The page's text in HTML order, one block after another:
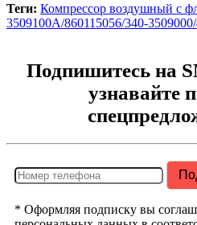
Теги: Компрессор воздушный с
3509100A/860115056/340-
Подпишитесь на
узнавайте
* Оформляя подписку вы